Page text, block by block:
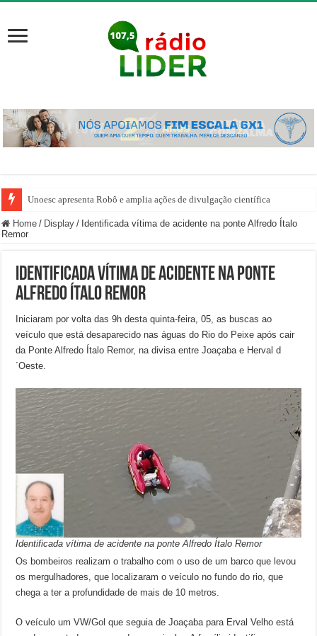
Unoesc apresenta Robô e amplia ações de divulgação científica
Home / Display / Identificada vítima de acidente na ponte Alfredo Ítalo
Remor
Identificada vítima de acidente na ponte
Alfredo Ítalo Remor
Iniciaram por volta das 9h desta quinta-feira, 05, as buscas ao
veículo que está desaparecido nas águas do Rio do Peixe após cair
da Ponte Alfredo Ítalo Remor, na divisa entre Joaçaba e Herval d
´Oeste.
Identificada vítima de acidente na ponte Alfredo Ítalo Remor
Os bombeiros realizam o trabalho com o uso de um barco que levou
os mergulhadores, que localizaram o veículo no fundo do rio, que
chega a ter a profundidade de mais de 10 metros.
O veículo um VW/Gol que seguia de Joaçaba para Erval Velho está